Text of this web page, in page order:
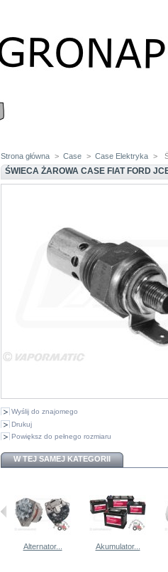
Strona główna > Case > Case Elektryka >
ŚWIECA ŻAROWA CASE FIAT FORD
Wyślij do znajomego
Drukuj
Powiększ do pełnego rozmiaru
W TEJ SAMEJ KATEGORII
Alternator... Akumulator...